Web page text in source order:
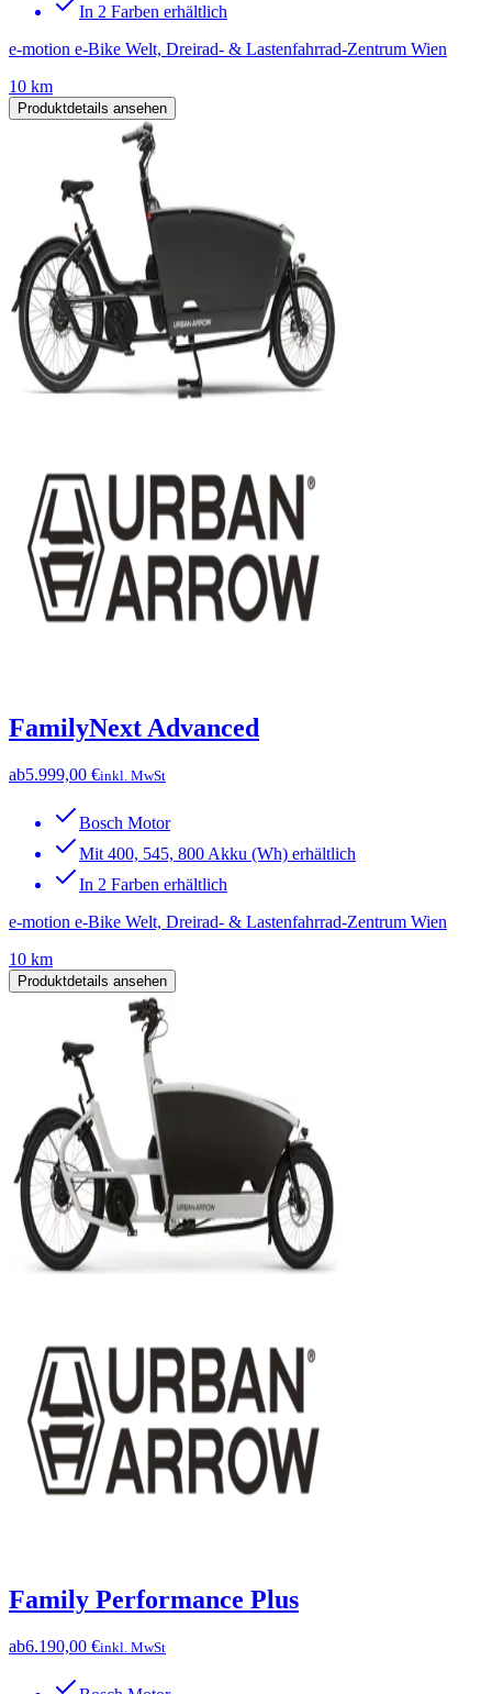
In 2 Farben erhältlich
e-motion e-Bike Welt, Dreirad- & Lastenfahrrad-Zentrum Wien
10 km
Produktdetails ansehen
FamilyNext Advanced
ab5.999,00 €inkl. MwSt
Bosch Motor
Mit 400, 545, 800 Akku (Wh) erhältlich
In 2 Farben erhältlich
e-motion e-Bike Welt, Dreirad- & Lastenfahrrad-Zentrum Wien
10 km
Produktdetails ansehen
Family Performance Plus
ab6.190,00 €inkl. MwSt